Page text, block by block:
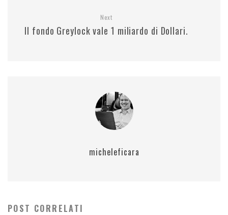
Next
Il fondo Greylock vale 1 miliardo di Dollari.
micheleficara
POST CORRELATI